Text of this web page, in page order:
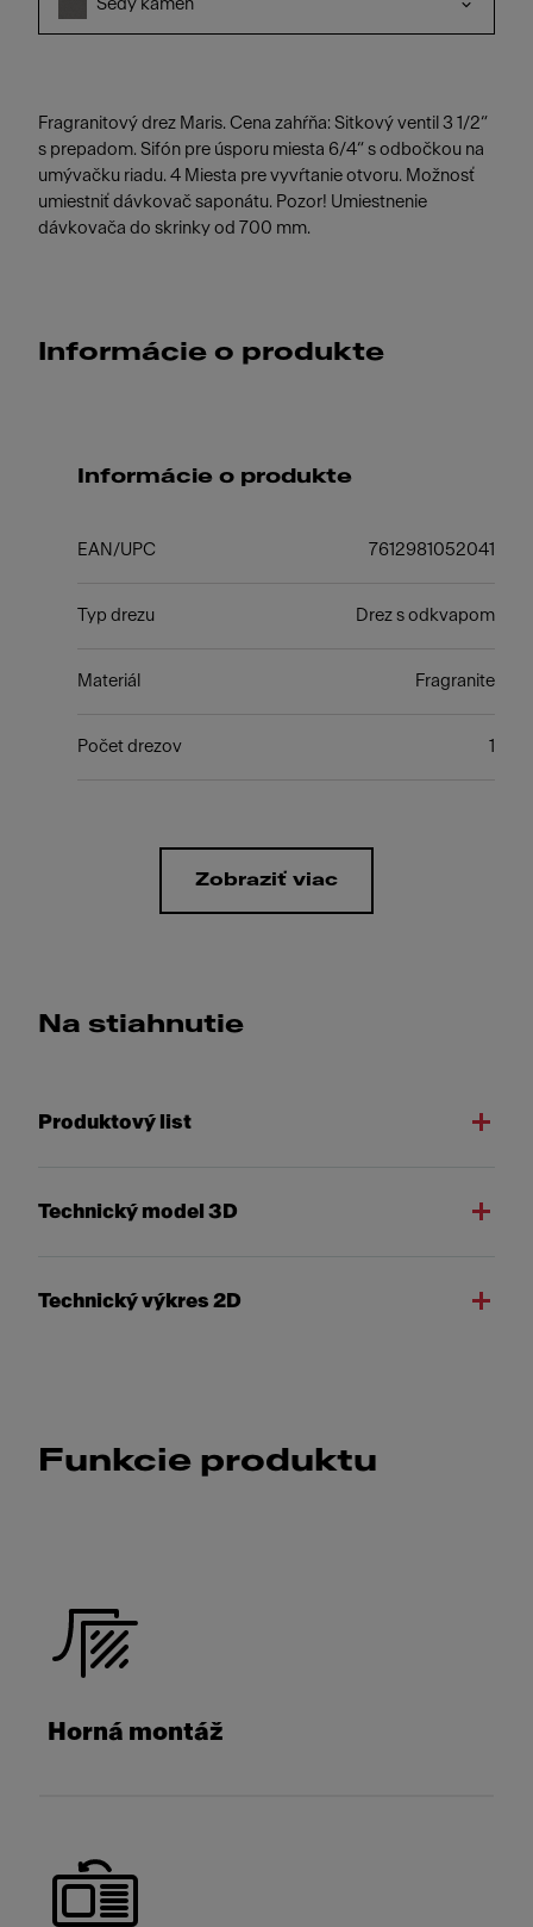
Šedý kameň
Fragranitový drez Maris. Cena zahŕňa: Sitkový ventil 3 1/2“
s prepadom. Sifón pre úsporu miesta 6/4“ s odbočkou na
umývačku riadu. 4 Miesta pre vyvŕtanie otvoru. Možnosť
umiestniť dávkovač saponátu. Pozor! Umiestnenie
dávkovača do skrinky od 700 mm.
Informácie o produkte
Informácie o produkte
EAN/UPC 7612981052041
Typ drezu Drez s odkvapom
Materiál Fragranite
Počet drezov 1
Zobraziť viac
Na stiahnutie
Produktový list
Technický model 3D
Technický výkres 2D
Funkcie produktu
Horná montáž